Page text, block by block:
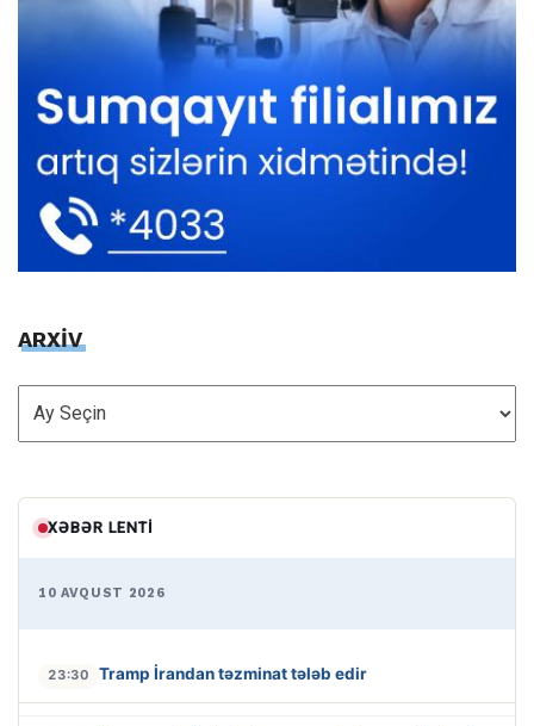
ARXİV
ARXİV
XƏBƏR LENTI
10 AVQUST 2026
23:30 Tramp İrandan təzminat tələb edir